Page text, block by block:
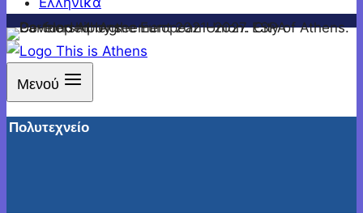
Μενού
Πολυτεχνείο